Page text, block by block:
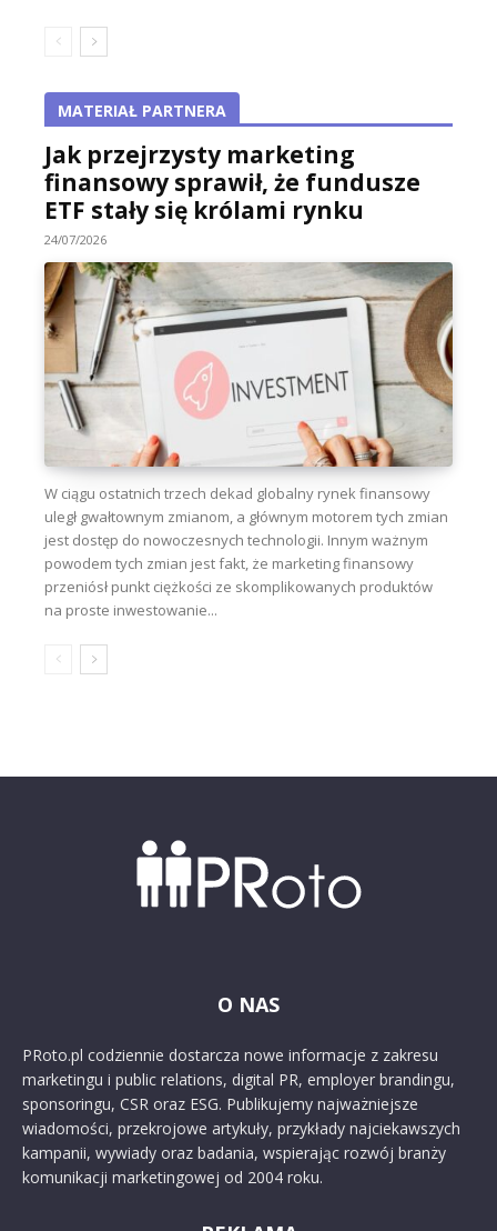
MATERIAŁ PARTNERA
Jak przejrzysty marketing
finansowy sprawił, że fundusze
ETF stały się królami rynku
24/07/2026
W ciągu ostatnich trzech dekad globalny rynek finansowy
uległ gwałtownym zmianom, a głównym motorem tych zmian
jest dostęp do nowoczesnych technologii. Innym ważnym
powodem tych zmian jest fakt, że marketing finansowy
przeniósł punkt ciężkości ze skomplikowanych produktów
na proste inwestowanie...
O NAS
PRoto.pl codziennie dostarcza nowe informacje z zakresu
marketingu i public relations, digital PR, employer brandingu,
sponsoringu, CSR oraz ESG. Publikujemy najważniejsze
wiadomości, przekrojowe artykuły, przykłady najciekawszych
kampanii, wywiady oraz badania, wspierając rozwój branży
komunikacji marketingowej od 2004 roku.